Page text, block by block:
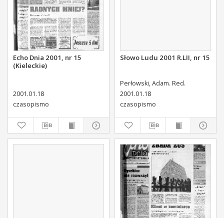
Echo Dnia 2001, nr 15
(Kieleckie)
2001.01.18
czasopismo
Słowo Ludu 2001 R.LII, nr 15
Perłowski, Adam. Red.
2001.01.18
czasopismo